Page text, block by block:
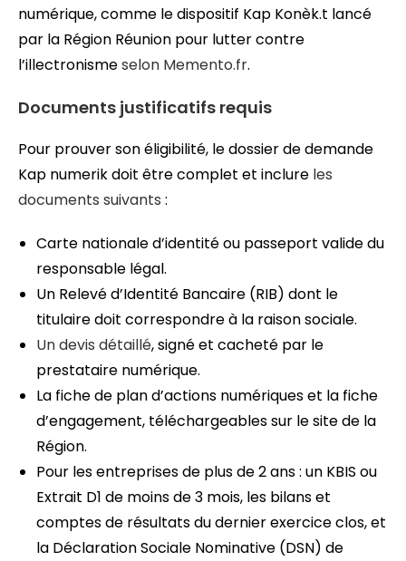
numérique, comme le dispositif Kap Konèk.t lancé
par la Région Réunion pour lutter contre
l’illectronismeselon Memento.fr.
Documents justificatifs requis
Pour prouver son éligibilité, le dossier de demande
Kap numerik doit être complet et inclure les
documents suivants :
Carte nationale d’identité ou passeport valide du
responsable légal.
Un Relevé d’Identité Bancaire (RIB) dont le
titulaire doit correspondre à la raison sociale.
Un devis détaillé, signé et cacheté par le
prestataire numérique.
La fiche de plan d’actions numériques et la fiche
d’engagement, téléchargeables sur le site de la
Région.
Pour les entreprises de plus de 2 ans : un KBIS ou
Extrait D1 de moins de 3 mois, les bilans et
comptes de résultats du dernier exercice clos, et
la Déclaration Sociale Nominative (DSN) de